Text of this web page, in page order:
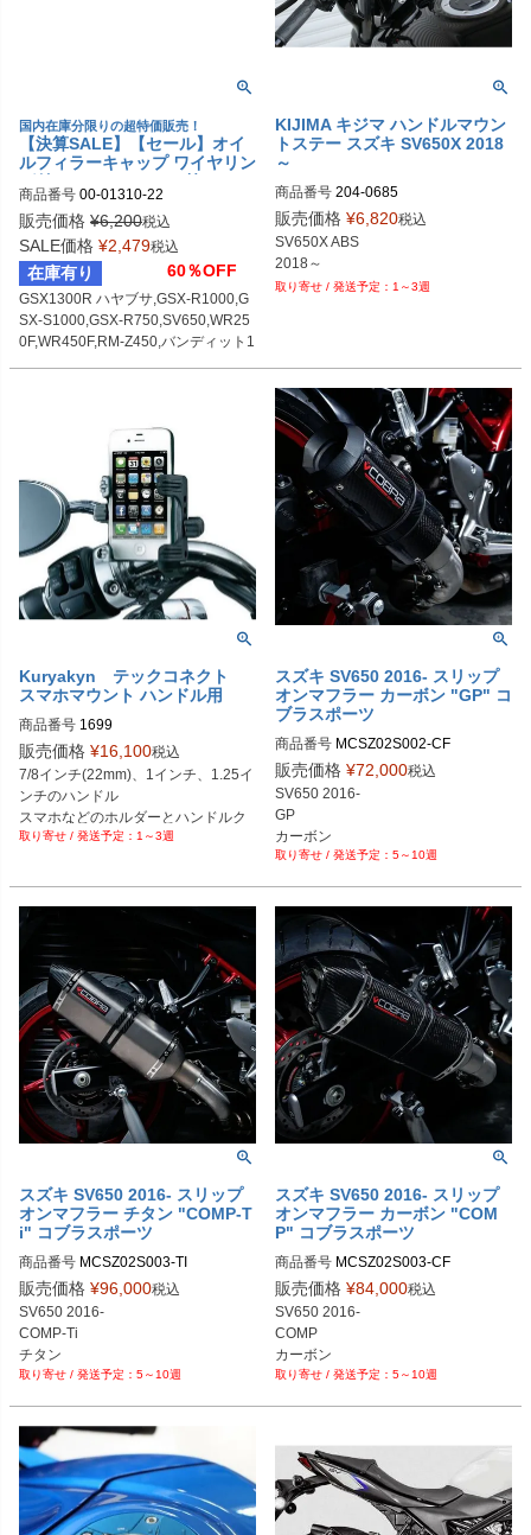
国内在庫分限りの超特価販売！
【決算SALE】【セール】オイ
ルフィラーキャップ ワイヤリン
商品番号 00-01310-22
販売価格 ¥6,200税込
SALE価格 ¥2,479税込
在庫有り 60％OFF
GSX1300R ハヤブサ,GSX-R1000,G
SX-S1000,GSX-R750,SV650,WR25
0F,WR450F,RM-Z450,バンディット1
KIJIMA キジマ ハンドルマウン
トステー スズキ SV650X 2018
～
商品番号 204-0685
販売価格 ¥6,820税込
SV650X ABS
2018～
1～3週
Kuryakyn テックコネクト
スマホマウント ハンドル用
商品番号 1699
kuryakyn（クリアキン）
販売価格 ¥16,100税込
7/8インチ(22mm)、1インチ、1.25イ
ンチのハンドル
スマホなどのホルダーとハンドルク
ランプのセット
1～3週
スズキ SV650 2016- スリップ
オンマフラー カーボン "GP" コ
ブラスポーツ
商品番号 MCSZ02S002-CF
販売価格 ¥72,000税込
SV650 2016-
GP
5～10週
スズキ SV650 2016- スリップ
オンマフラー チタン "COMP-T
i" コブラスポーツ
商品番号 MCSZ02S003-TI
販売価格 ¥96,000税込
SV650 2016-
COMP-Ti
5～10週
スズキ SV650 2016- スリップ
オンマフラー カーボン "COM
P" コブラスポーツ
商品番号 MCSZ02S003-CF
販売価格 ¥84,000税込
SV650 2016-
COMP
5～10週